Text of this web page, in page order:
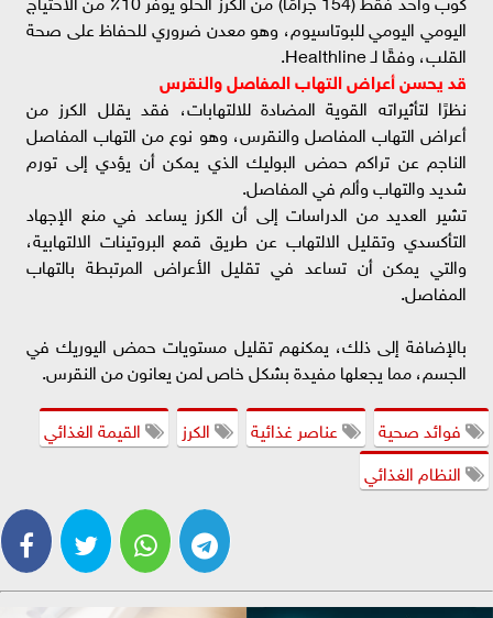
اليومي اليومي للبوتاسيوم، وهو معدن ضروري للحفاظ على صحة
القلب، وفقًا لـ Healthline.
قد يحسن أعراض التهاب المفاصل والنقرس
نظرًا لتأثيراته القوية المضادة للالتهابات، فقد يقلل الكرز من
أعراض التهاب المفاصل والنقرس، وهو نوع من التهاب المفاصل
الناجم عن تراكم حمض البوليك الذي يمكن أن يؤدي إلى تورم
شديد والتهاب وألم في المفاصل.
تشير العديد من الدراسات إلى أن الكرز يساعد في منع الإجهاد
التأكسدي وتقليل الالتهاب عن طريق قمع البروتينات الالتهابية،
والتي يمكن أن تساعد في تقليل الأعراض المرتبطة بالتهاب
المفاصل.
بالإضافة إلى ذلك، يمكنهم تقليل مستويات حمض اليوريك في
الجسم، مما يجعلها مفيدة بشكل خاص لمن يعانون من النقرس.
فوائد صحية
عناصر غذائية الكرز
القيمة الغذائي
النظام الغذائي